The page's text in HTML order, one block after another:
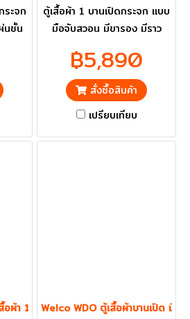
ระจก
นชั้น
ตู้เสื้อผ้า 1 บานเปิดกระจก แบบ
มือจับสวอน มีขารอง มีราว
VAT แล้ว กทม. และ ปริมณฑล
ส่งฟรี
฿5,890
สั่งซื้อสินค้า
เปรียบเทียบ
ผ้า 1 บานเปิดทึบ แบบมือจับสวอน มีขารอง
Welco WDO ตู้เสื้อผ้าบานเปิด มือ